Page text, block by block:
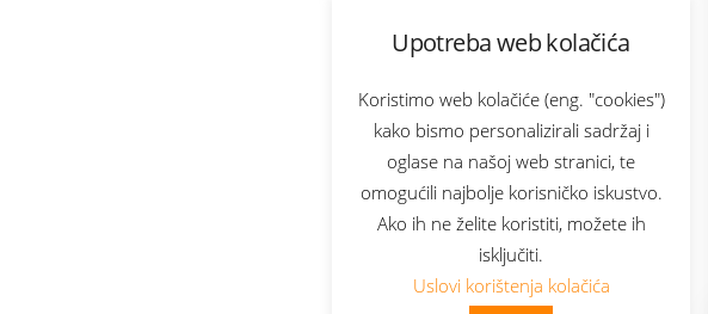
Upotreba web kolačića
Koristimo web kolačiće (eng. "cookies")
kako bismo personalizirali sadržaj i
oglase na našoj web stranici, te
omogućili najbolje korisničko iskustvo.
Ako ih ne želite koristiti, možete ih
isključiti.
Uslovi korištenja kolačića
Bonus plus
Prijava za newsletter